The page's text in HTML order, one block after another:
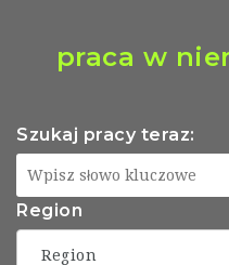
praca w
Szukaj pracy teraz:
Region